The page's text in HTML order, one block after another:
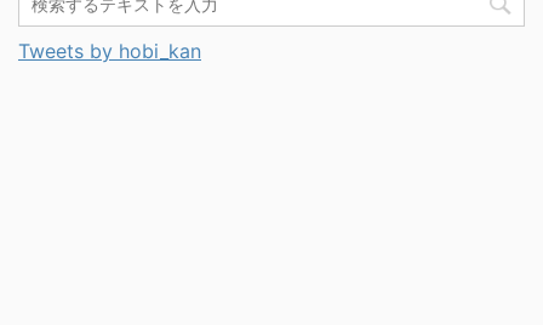
Tweets by hobi_kan